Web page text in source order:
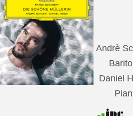
Andrè
Daniel